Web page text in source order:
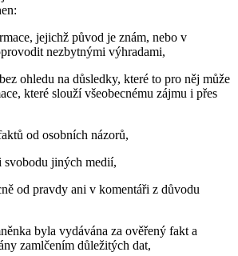
jejichž původ je znám, nebo v
nezbytnými výhradami,
ohledu na důsledky, které to pro něj může
které slouží všeobecnému zájmu i přes
od osobních názorů,
svobodu jiných medií,
od pravdy ani v komentáři z důvodu
byla vydávána za ověřený fakt a
zamlčením důležitých dat,